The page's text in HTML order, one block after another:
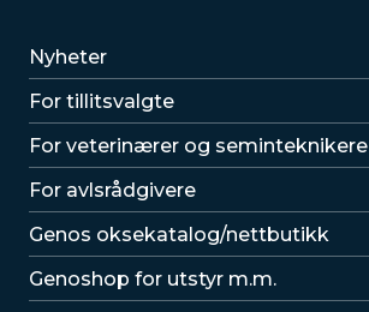
Lenker
Nyheter
For tillitsvalgte
For veterinærer og seminteknikere
For avlsrådgivere
Lenker
Genos oksekatalog/nettbutikk
Genoshop for utstyr m.m.